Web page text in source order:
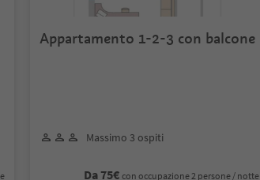
Appartamento 1-2-3 con balcone
Massimo 3 ospiti
Da 75€ con occupazione 2 persone / notte